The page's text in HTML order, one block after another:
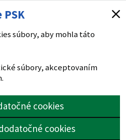
PSK
súbory, aby mohla táto
súbory, akceptovaním
cookies
cookies